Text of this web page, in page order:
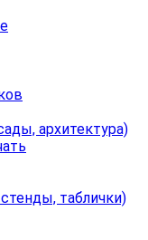
архитектура)
таблички)